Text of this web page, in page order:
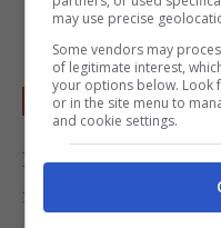
un cucchiaio,
Infornate tutto
Prima di infornare
fettine di mela e di
may use precise
Some vendors may
of legitimate interest,
your options below. Look
or in the site menu to
and cookie settings.